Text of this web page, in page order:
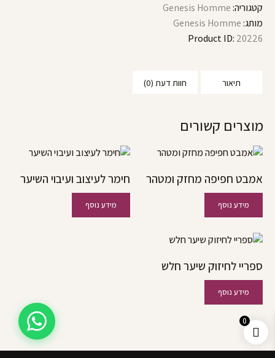
0
קטגוריה:Genesis Homme
מותג:Genesis Homme
Product ID: 20226
תיאור חוות דעת (0)
מוצרים קשורים
אמבט חפיפה מחזק ומטהר
מידע נוסף
חימר לעיצוב ועיבוי השיער
מידע נוסף
ספריי לחיזוק שיער חלש
מידע נוסף